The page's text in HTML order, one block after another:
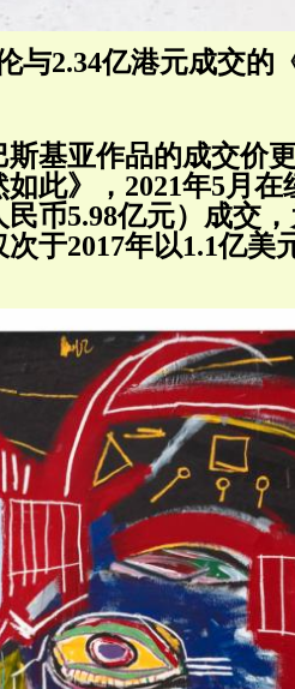
与2.34亿港元成交的
基亚作品的成交价
此》，2021年5月在
币5.98亿元）成交
于2017年以1.1亿美